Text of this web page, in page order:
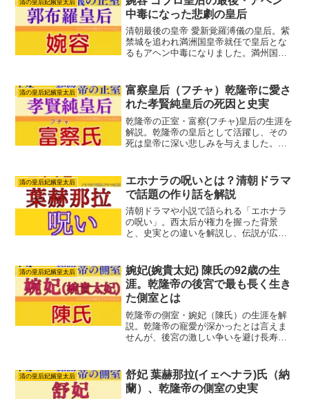
清の皇后妃嬪皇太后
中毒になった悲劇の皇后
清朝最後の皇帝 愛新覚羅溥儀の皇后。紫
禁城を追われ満洲国皇帝就任で皇后とな
るもアヘン中毒になりました。満州国の
劇の皇后、婉容の生涯を紹介します。
清の皇后妃嬪皇太后
富察皇后（フチャ）乾隆帝に愛さ
れた孝賢純皇后の死因と史実
乾隆帝の正室・富察(フチャ)皇后の生涯を
解説。乾隆帝の皇后として活躍し、その
死は皇帝に深い悲しみを与えました。富
清の皇后妃嬪皇太后
エホナラの呪いとは？清朝ドラマ
で話題の作り話を解説
清朝ドラマや小説で語られる「エホナラ
の呪い」。西太后が権力を握った背景
と、史実との違いを解説し、伝説が広ま
清の皇后妃嬪皇太后
婉妃(婉貴太妃) 陳氏の92歳の生
涯。乾隆帝の後宮で最も長く生き
た側室とは
乾隆帝の側室・婉妃（陳氏）の生涯を解
説。乾隆帝の寵愛が深かったとは言えま
せんが、後宮の激しい争いを避け長寿を
た。
清の皇后妃嬪皇太后
舒妃 葉赫那拉(イェヘナラ)氏（納
蘭）、乾隆帝の側室の史実